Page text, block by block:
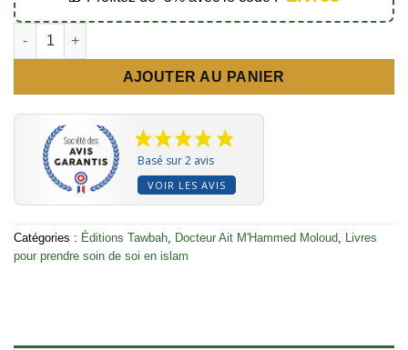
quantité de La Hijama (Fondements, techniques, conseils) -
AJOUTER AU PANIER
Basé sur 2 avis
VOIR LES AVIS
Catégories : Éditions Tawbah Docteur Ait M'Hammed Moloud
Livres
pour prendre soin de soi en islam